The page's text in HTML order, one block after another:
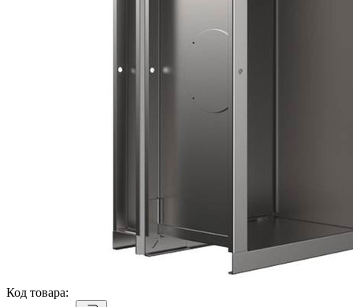
Код товара: